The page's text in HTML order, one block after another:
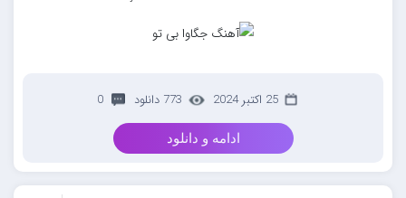
25 اکتبر 2024 773 دانلود 0
ادامه و دانلود